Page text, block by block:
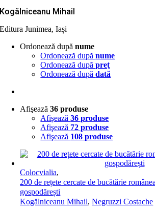
Kogălniceanu Mihail
Editura Junimea, Iași
Ordonează dupănume
Ordonează dupănume
Ordonează dupăpreţ
Ordonează dupădată
Afişează36 produse
Afişează36 produse
Afişează 72 produse
Afişează 108 produse
Colocvialia,
200 de rețete cercate de bucătărie
gospodărești
Kogălniceanu Mihail,Negruzzi Costache